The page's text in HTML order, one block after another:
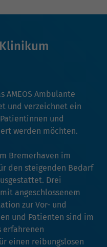
AMEOS Ambulante
und verzeichnet ein
und
werden möchten.
Bremerhaven im
den steigenden Bedarf
Drei
angeschlossenem
zur Vor- und
und Patienten sind im
erfahrenen
einen reibungslosen